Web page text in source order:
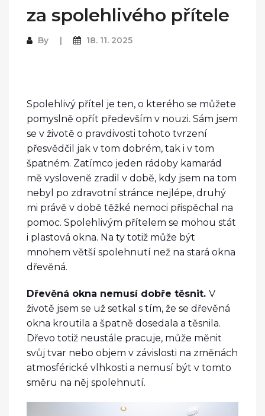
za spolehlivého přítele
By 18. 11. 2025
Spolehlivý přítel je ten, o kterého se můžete
pomyslně opřít především v nouzi. Sám jsem
se v životě o pravdivosti tohoto tvrzení
přesvědčil jak v tom dobrém, tak i v tom
špatném. Zatímco jeden rádoby kamarád
mě vysloveně zradil v době, kdy jsem na tom
nebyl po zdravotní stránce nejlépe, druhý
mi právě v době těžké nemoci přispěchal na
pomoc. Spolehlivým přítelem se mohou stát
i plastová okna. Na ty totiž může být
mnohem větší spolehnutí než na stará okna
dřevěná.
Dřevěná okna nemusí dobře těsnit. V
životě jsem se už setkal s tím, že se dřevěná
okna kroutila a špatně dosedala a těsnila.
Dřevo totiž neustále pracuje, může měnit
svůj tvar nebo objem v závislosti na změnách
atmosférické vlhkosti a nemusí být v tomto
směru na něj spolehnutí.